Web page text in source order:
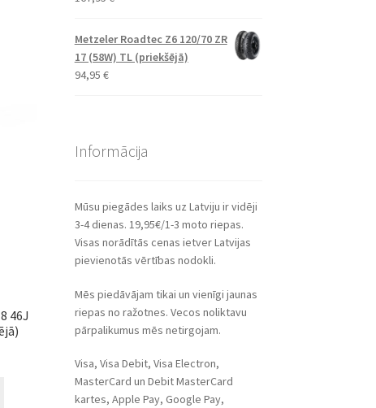
46J
Metzeler Roadtec Z6 120/70 ZR
17 (58W) TL (priekšējā)
94,95 €
Informācija
Mūsu piegādes laiks uz Latviju ir vidēji
3-4 dienas. 19,95€/1-3 moto riepas.
Visas norādītās cenas ietver Latvijas
pievienotās vērtības nodokli.
Mēs piedāvājam tikai un vienīgi jaunas
riepas no ražotnes. Vecos noliktavu
pārpalikumus mēs netirgojam.
Visa, Visa Debit, Visa Electron,
MasterCard un Debit MasterCard
kartes, Apple Pay, Google Pay,